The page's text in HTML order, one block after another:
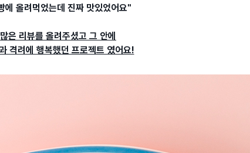
에 올려먹었는데 진짜 맛있었어요"
많은 리뷰를 올려주셨고 그 안에
격려에 행복했던 프로젝트 였어요!